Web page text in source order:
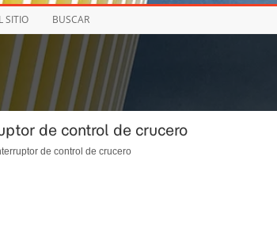
SITIO BUSCAR
de control de crucero
de control de crucero